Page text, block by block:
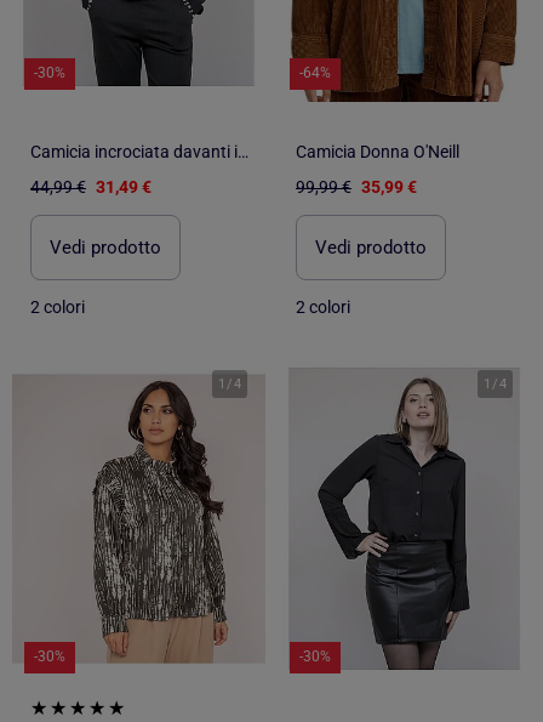
-30%
Camicia incrociata davanti in basso ODACRE
44,99 € 31,49 €
Vedi prodotto
2 colori
-64%
Camicia Donna O'Neill
99,99 € 35,99 €
Vedi prodotto
2 colori
1 /4
-30%
1 /4
-30%